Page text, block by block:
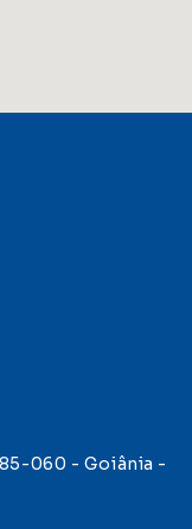
060 - Goiânia -